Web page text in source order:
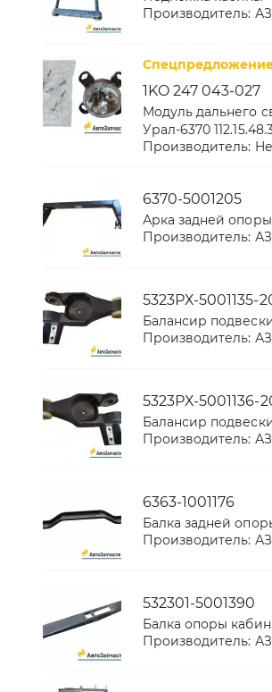
Производитель:
1KO 247 043-027
Модуль дальнего
Урал-6370
Производитель:
6370-5001205
Арка задней
Производитель:
5323РХ-5001135-
Балансир
Производитель:
5323РХ-5001136-
Балансир
Производитель:
6363-1001176
Балка задней
Производитель:
532301-5001390
Балка опоры
Производитель: